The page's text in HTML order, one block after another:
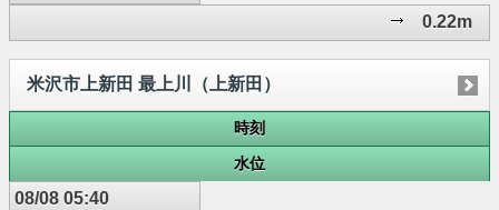
0.22m
米沢市上新田 最上川（上新田）
時刻
水位
08/08 05:40